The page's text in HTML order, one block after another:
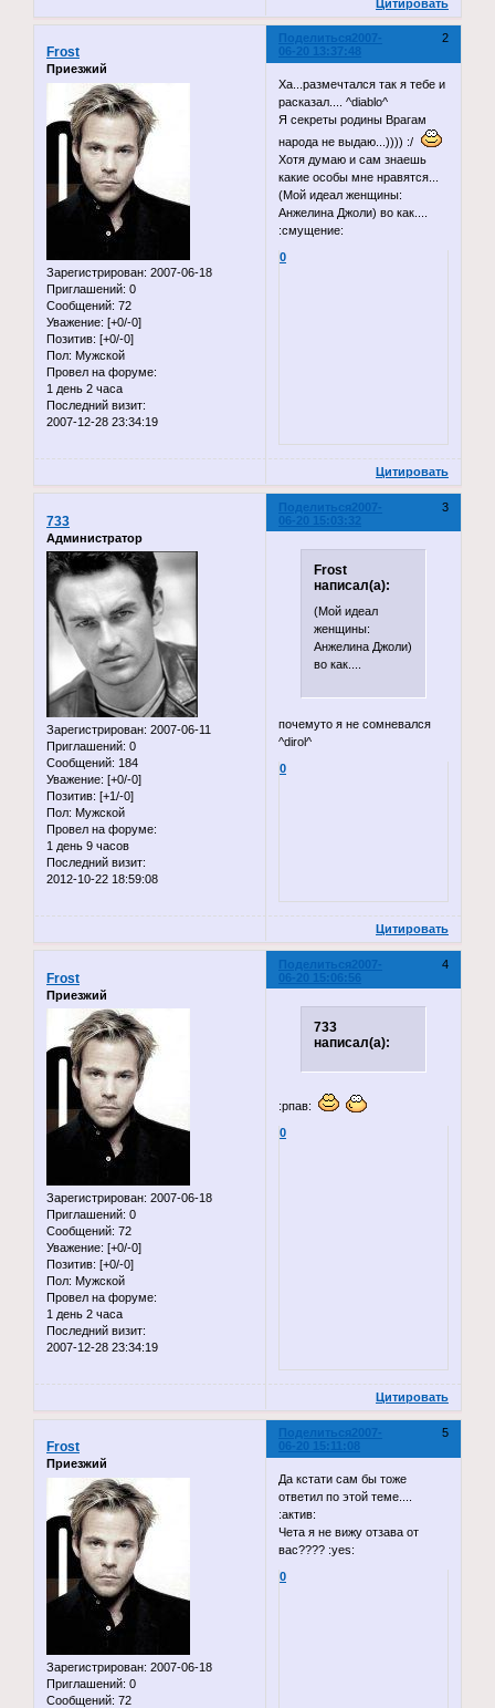
Цитировать
Поделиться 2
2007-
06-20 13:37:48
Frost
Приезжий
Зарегистрирован: 2007-06-18
Приглашений: 0
Сообщений: 72
Уважение: [+0/-0]
Позитив: [+0/-0]
Пол: Мужской
Провел на форуме:
1 день 2 часа
Последний визит:
2007-12-28 23:34:19
Ха...размечтался так я тебе и
расказал.... ^diablo^
Я секреты родины Врагам
народа не выдаю...)))) :/
Хотя думаю и сам знаешь
какие особы мне нравятся...
(Мой идеал женщины:
Анжелина Джоли) во как....
:смущение:
0
Цитировать
Поделиться 3
2007-
06-20 15:03:32
733
Администратор
Зарегистрирован: 2007-06-11
Приглашений: 0
Сообщений: 184
Уважение: [+0/-0]
Позитив: [+1/-0]
Пол: Мужской
Провел на форуме:
1 день 9 часов
Последний визит:
2012-10-22 18:59:08
Frost
написал(а):
(Мой идеал
женщины:
Анжелина Джоли)
во как....
почемуто я не сомневался
^dirol^
0
Цитировать
Поделиться 4
2007-
06-20 15:06:56
Frost
Приезжий
Зарегистрирован: 2007-06-18
Приглашений: 0
Сообщений: 72
Уважение: [+0/-0]
Позитив: [+0/-0]
Пол: Мужской
Провел на форуме:
1 день 2 часа
Последний визит:
2007-12-28 23:34:19
733
написал(а):
:рпав:
0
Цитировать
Поделиться 5
2007-
06-20 15:11:08
Frost
Приезжий
Зарегистрирован: 2007-06-18
Приглашений: 0
Сообщений: 72
Да кстати сам бы тоже
ответил по этой теме....
:актив:
Чета я не вижу отзава от
вас???? :yes:
0